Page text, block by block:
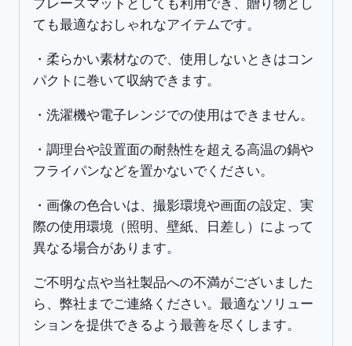
お
ゃ
れ
北
風
（ア
ボ
リ
ー
4
枚
セ
プレースマットとしても利用でき、贈り物とし
ても最適なおしゃれなアイテムです。
・柔らかい素材なので、使用しないときはコン
パクトに巻いて収納できます。
・洗濯機や電子レンジでの使用はできません。
・調理台や設置面の耐熱性を超える高温の鍋や
フライパンなどを置かないでください。
・画像の色合いは、撮影環境や画面の設定、実
際の使用環境（照明、壁紙、日差し）によって
異なる場合があります。
ご不明な点や当社製品への不満がございました
ら、弊社までご連絡ください。最適なソリュー
ションを提供できるよう最善を尽くします。